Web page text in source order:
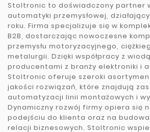
Stoltronic to doświadczony partner
automatyki przemysłowej,
roku. Firma specjalizuje się w
B2B, dostarczając nowoczesne
przemysłu motoryzacyjnego,
metalurgii. Dzięki współpracy z
producentami z branży elektroniki i
Stoltronic oferuje szeroki
jakości rozwiązań, które znajdują
automatyzacji linii montażowych i
Dynamiczny rozwój firmy opiera się
podejściu do klienta oraz na
relacji biznesowych. Stoltronic